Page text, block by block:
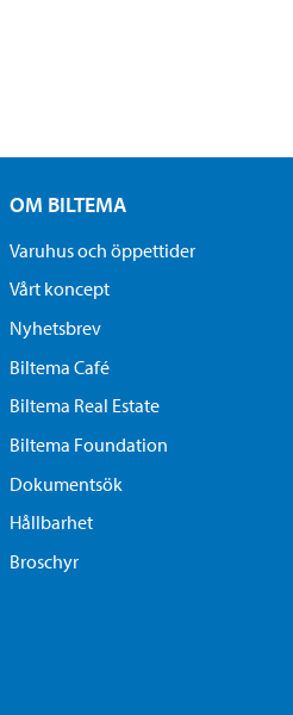
OM BILTEMA
Varuhus och öppettider
Vårt koncept
Nyhetsbrev
Biltema Café
Biltema Real Estate
Biltema Foundation
Dokumentsök
Hållbarhet
Broschyr